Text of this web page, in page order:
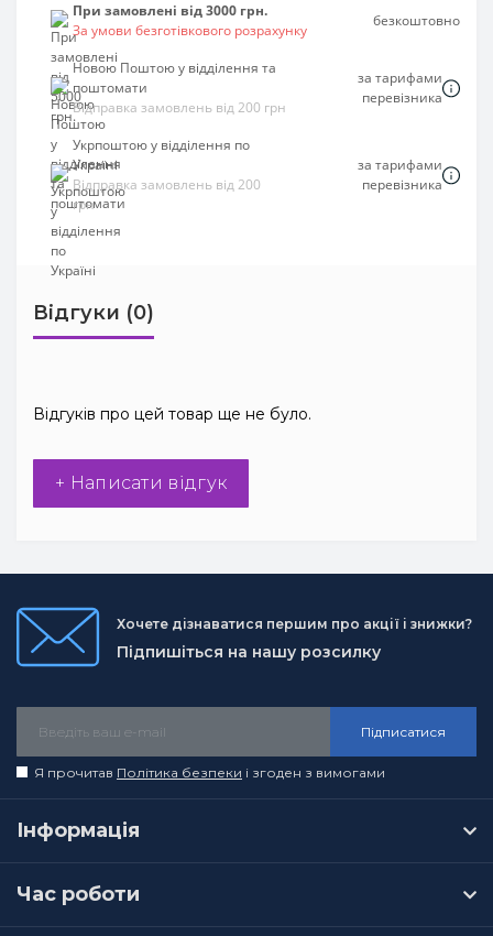
При замовлені від 3000 грн.
За умови безготівкового розрахунку
безкоштовно
Новою Поштою у відділення та
поштомати
Відправка замовлень від 200 грн
за тарифами
перевізника
Укрпоштою у відділення по
Україні
Відправка замовлень від 200
грн
за тарифами
перевізника
Відгуки (0)
Відгуків про цей товар ще не було.
+ Написати відгук
Хочете дізнаватися першим про акції і знижки?
Підпишіться на нашу розсилку
Підписатися
Я прочитав Політика безпеки і згоден з вимогами
Інформація
Час роботи